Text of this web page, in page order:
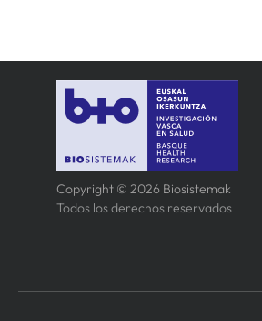
Copyright © 2026 Biosistemak
Todos los derechos reservados